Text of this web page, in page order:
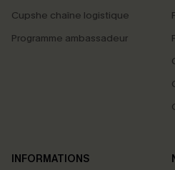
Cupshe chaîne logistique
Programme ambassadeur
INFORMATIONSPROFITEZ